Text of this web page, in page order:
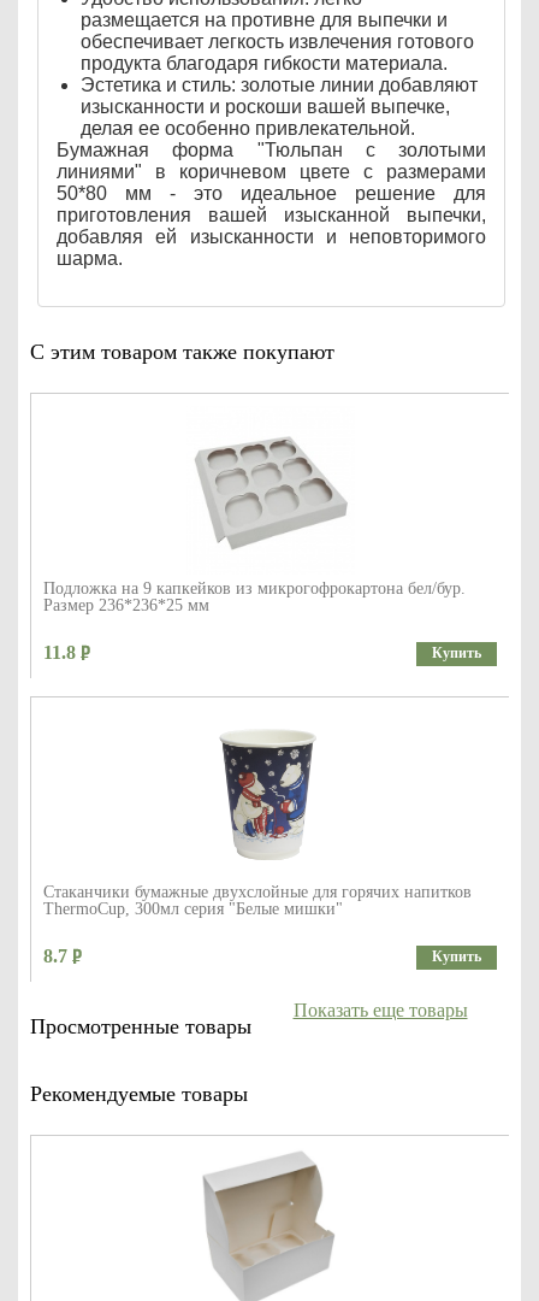
размещается на противне для выпечки и
обеспечивает легкость извлечения готового
продукта благодаря гибкости материала.
Эстетика и стиль: золотые линии добавляют
изысканности и роскоши вашей выпечке,
делая ее особенно привлекательной.
Бумажная форма "Тюльпан с золотыми
линиями" в коричневом цвете с размерами
50*80 мм - это идеальное решение для
приготовления вашей изысканной выпечки,
добавляя ей изысканности и неповторимого
шарма.
С этим товаром также покупают
Подложка на 9 капкейков из микрогофрокартона бел/бур.
Размер 236*236*25 мм
11.8 Купить
Стаканчики бумажные двухслойные для горячих напитков
ThermoCup, 300мл серия "Белые мишки"
8.7 Купить
Просмотренные товары
Рекомендуемые товары
Показать еще товары